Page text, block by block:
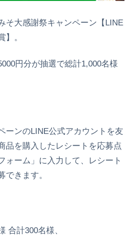
そ大感謝祭キャンペーン【LINE
】。
円分が抽選で総計1,000名様
ーンのLINE公式アカウントを友
品を購入したレシートを応募点
ォーム」に入力して、レシート
できます。
合計300名様、